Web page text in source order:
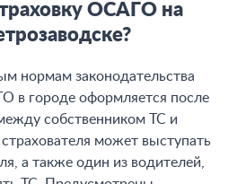
ОСАГО на
нормам законодательства
в городе оформляется после
собственником ТС и
может выступать
а также один из водителей,